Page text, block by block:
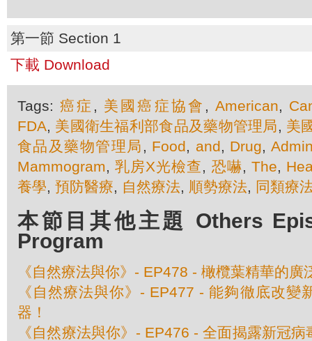
第一節 Section 1
下載 Download
Tags:癌症 , 美國癌症協會 , American,
FDA, 美國衛生福利部食品及藥物管理局, 美
食品及藥物管理局 , Food, and, Drug,
Mammogram,乳房X光檢查, 恐嚇, The,
養學, 預防醫療, 自然療法, 順勢療法, 同類療
本節目其他主題 Others
Program
《自然療法與你》- EP478 - 橄欖葉精華的廣
《自然療法與你》- EP477 - 能夠徹底改變
器！
《自然療法與你》- EP476 - 全面揭露新冠